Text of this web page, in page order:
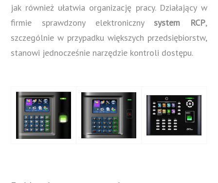
jak również ułatwia organizację pracy. Działający w
firmie sprawdzony elektroniczny system RCP,
szczególnie w przypadku większych przedsiębiorstw,
stanowi jednocześnie narzędzie kontroli dostępu.